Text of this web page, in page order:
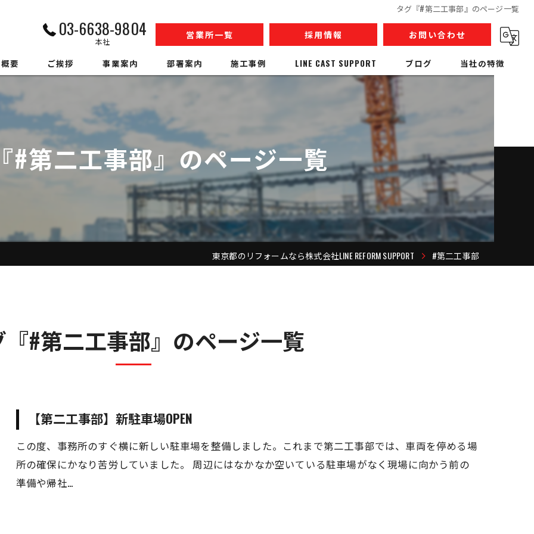
タグ『#第二工事部』のページ一覧
03-6638-9804
本社
営業所一覧 採用情報 お問い合わせ
要 ご挨拶 事業案内
内装解体業
収集運搬業
中間処理業
アスベスト調査
ハウスクリーニング
警備業
人材事業
売買・運用総合サポート
部署案内
松戸営業所工事部
SS事業部
環境事業部
営業部
人材事業部
施工事例 LINE CAST SUPPORT ブログ 当社の特徴
収集運搬
産業廃棄物
人材派遣
#第二工事部』のページ一覧
東京都のリフォームなら株式会社LINE REFORM SUPPORT #第二工事部
#第二工事部』のページ一覧
【第二工事部】新駐車場OPEN
この度、事務所のすぐ横に新しい駐車場を整備しました。これまで第二工事部では、車両を停める場
所の確保にかなり苦労していました。 周辺にはなかなか空いている駐車場がなく現場に向かう前の
準備や帰社…